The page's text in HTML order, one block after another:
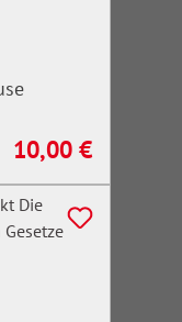
Regulärer Preis:
10,00 €